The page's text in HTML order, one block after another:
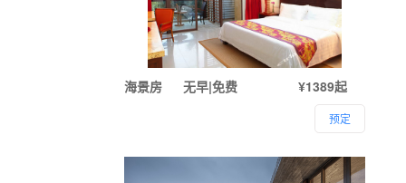
海景房 ¥1389起
无早|免费
预定